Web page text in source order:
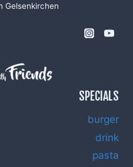
Gelsenkirchen
SPECIALS
burger
drink
pasta